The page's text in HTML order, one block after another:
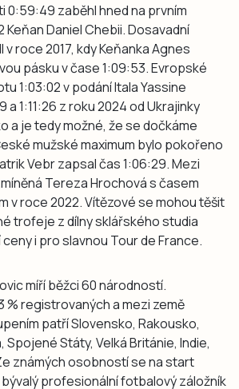
0:59:49 zaběhl hned na prvním
Keňan Daniel Chebii. Dosavadní
roce 2017, kdy Keňanka Agnes
pásku v čase 1:09:53. Evropské
1:03:02 v podání Itala Yassine
a 1:11:26 z roku 2024 od Ukrajinky
a je tedy možné, že se dočkáme
mužské maximum bylo pokořeno
Vebr zapsal čas 1:06:29. Mezi
Tereza Hrochová s časem
v roce 2022. Vítězové se mohou těšit
trofeje z dílny sklářského studia
i pro slavnou Tour de France.
míří běžci 60 národností.
% registrovaných a mezi země
patří Slovensko, Rakousko,
Spojené Státy, Velká Británie, Indie,
známých osobností se na start
profesionální fotbalový záložník